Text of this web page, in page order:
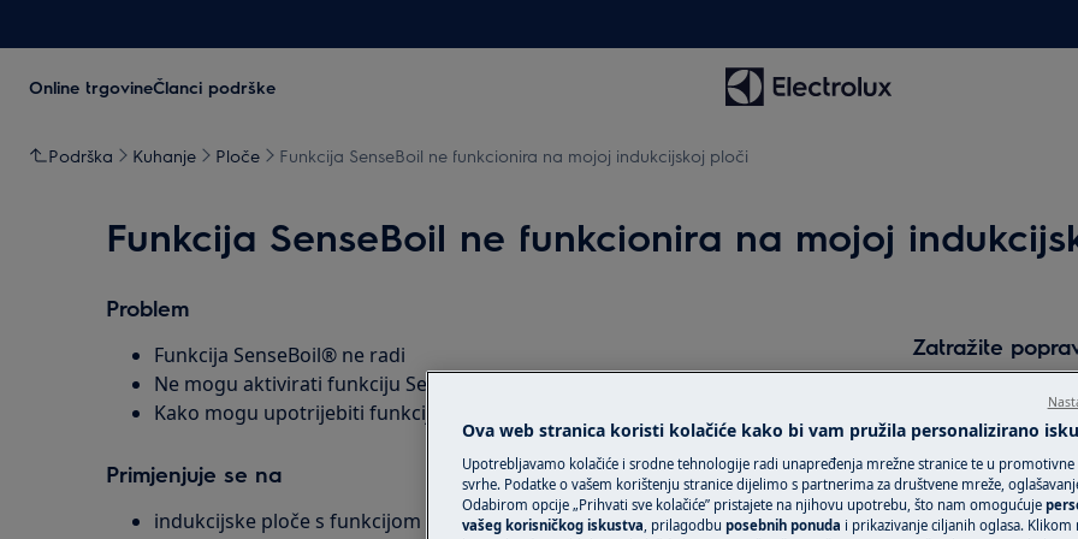
Online trgovineČlanci podrške
Podrška Kuhanje Ploče Funkcija SenseBoil ne funkcionira na mojoj indukcijskoj ploči
Funkcija SenseBoil ne funkcionira na mojoj
Problem
Funkcija SenseBoil® ne radi
Ne mogu aktivirati funkciju SenseBoil®
Kako mogu upotrijebiti funkciju SenseBoil®?
Primjenjuje se na
indukcijske ploče s funkcijom SenseBoil®
Zatražite
Povjerite svoj
tehničarima i
uslugu za svoj
uslugu „Fiksna
uređaje van
Ova web stranica koristi kolačiće kako bi vam pružila personalizirano
Upotrebljavamo kolačiće i srodne tehnologije radi unapređenja mrežne stranice te u
svrhe. Podatke o vašem korištenju stranice dijelimo s partnerima za društvene mreže,
Odabirom opcije „Prihvati sve kolačiće” pristajete na njihovu upotrebu, što nam omogućuje
vašeg korisničkog iskustva , prilagodbu posebnih ponuda i prikazivanje ciljanih oglasa. Klikom